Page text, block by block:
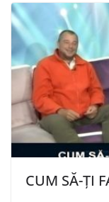
CUM SĂ-ȚI